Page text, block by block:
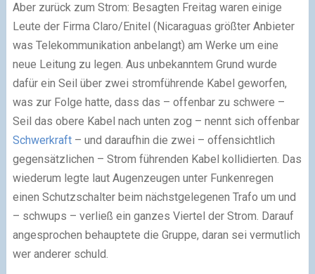
Aber zurück zum Strom: Besagten Freitag waren einige
Leute der Firma Claro/Enitel (Nicaraguas größter Anbieter
was Telekommunikation anbelangt) am Werke um eine
neue Leitung zu legen. Aus unbekanntem Grund wurde
dafür ein Seil über zwei stromführende Kabel geworfen,
was zur Folge hatte, dass das – offenbar zu schwere –
Seil das obere Kabel nach unten zog – nennt sich offenbar
Schwerkraft– und daraufhin die zwei – offensichtlich
gegensätzlichen – Strom führenden Kabel kollidierten. Das
wiederum legte laut Augenzeugen unter Funkenregen
einen Schutzschalter beim nächstgelegenen Trafo um und
– schwups – verließ ein ganzes Viertel der Strom. Darauf
angesprochen behauptete die Gruppe, daran sei vermutlich
wer anderer schuld.